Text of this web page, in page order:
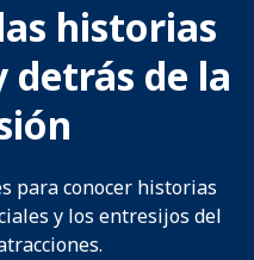
historias
detrás de la
para conocer historias
y los entresijos del